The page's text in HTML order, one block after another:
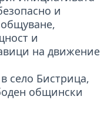
и
и
на движение
село Бистрица,
общински